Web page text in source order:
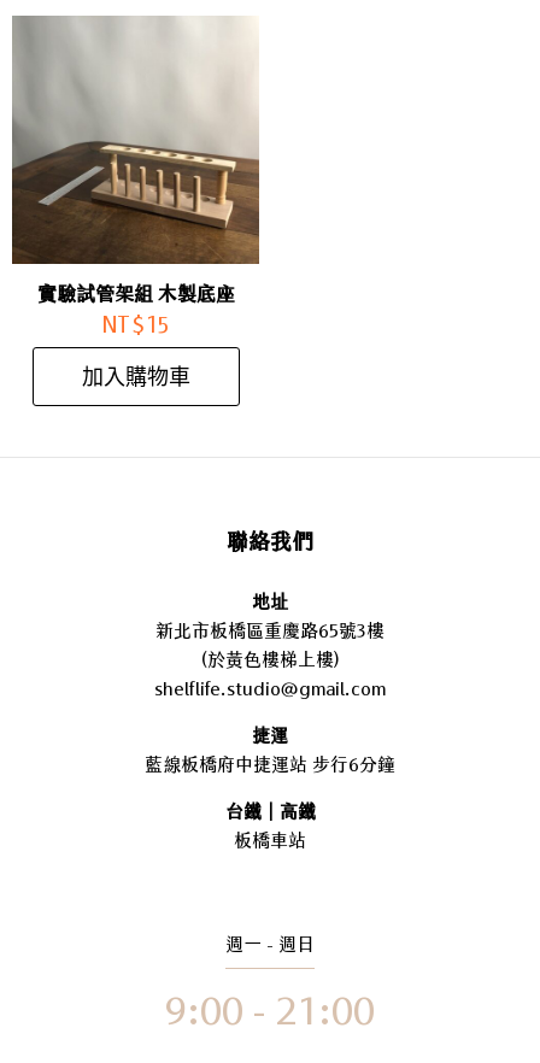
實驗試管架組 木製底座
NT$ 15
加入購物車
聯絡我們
地址
新北市板橋區重慶路65號3樓
(於黃色樓梯上樓)
shelflife.studio@gmail.com
捷運
藍線板橋府中捷運站 步行6分鐘
台鐵｜高鐵
板橋車站
週一 - 週日
9:00 - 21:00